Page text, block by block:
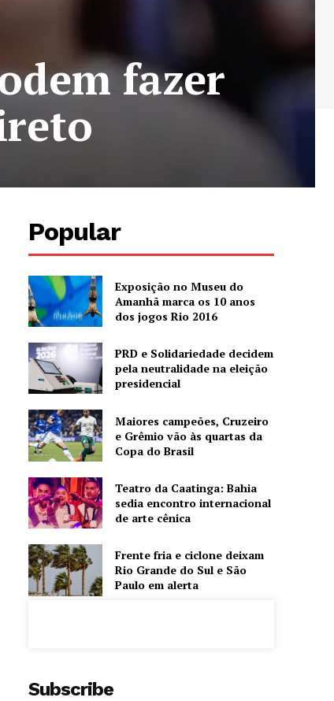
fazer
Popular
Exposição no Museu do
Amanhã marca os 10 anos
dos jogos Rio 2016
PRD e Solidariedade decidem
pela neutralidade na eleição
presidencial
Maiores campeões, Cruzeiro
e Grêmio vão às quartas da
Copa do Brasil
Teatro da Caatinga: Bahia
sedia encontro internacional
de arte cênica
Frente fria e ciclone deixam
Rio Grande do Sul e São
Paulo em alerta
Subscribe